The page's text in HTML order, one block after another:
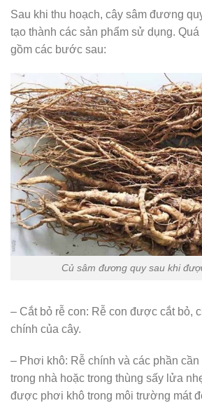
Sau khi thu hoạch, cây sâm đương
tạo thành các sản phẩm sử dụng.
gồm các bước sau:
Củ sâm đương quy sau khi
– Cắt bỏ rễ con: Rễ con được cắt bỏ,
chính của cây.
– Phơi khô: Rễ chính và các phần
trong nhà hoặc trong thùng sấy lửa
được phơi khô trong môi trường mát